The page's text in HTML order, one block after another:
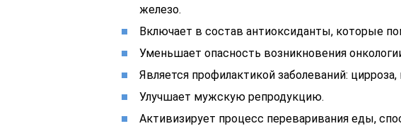
железо.
Включает в состав антиоксиданты, которые
Уменьшает опасность возникновения
Является профилактикой заболеваний:
Улучшает мужскую репродукцию.
Активизирует процесс переваривания еды,